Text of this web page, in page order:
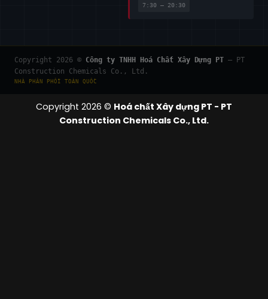
7:30 – 20:30
Copyright 2026 © Công ty TNHH Hoá Chất Xây Dựng PT — PT
Construction Chemicals Co., Ltd.
NHÀ PHÂN PHỐI TOÀN QUỐC
Copyright 2026 © Hoá chất Xây dựng PT - PT
Construction Chemicals Co., Ltd.